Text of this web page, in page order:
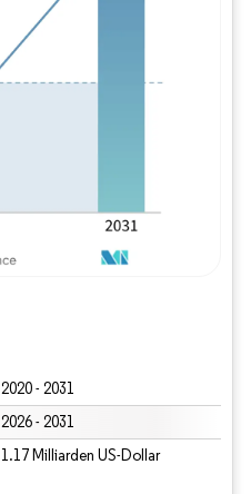
2020 - 2031
2026 - 2031
1.17 Milliarden US-Dollar